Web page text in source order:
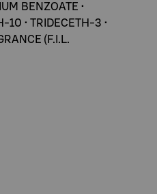
BENZOATE •
10 • TRIDECETH-3 •
(F.I.L.